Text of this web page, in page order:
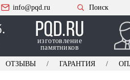
info@pqd.ru Поиск
изготовление
памятников
ОТЗЫВЫ ГАРАНТИЯ